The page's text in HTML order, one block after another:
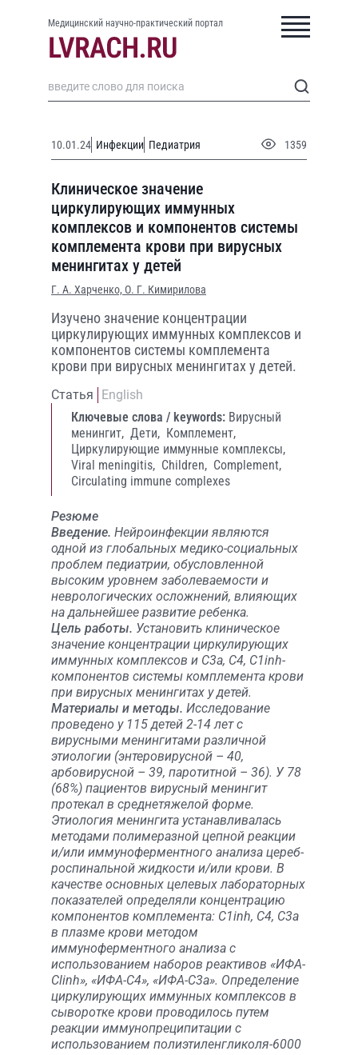
Медицинский научно-практический портал
10.01.24 Инфекции Педиатрия 1359
Клиническое значение
циркулирующих иммунных
комплексов и компонентов системы
комплемента крови при вирусных
менингитах у детей
Г. А. Харченко, О. Г. Кимирилова
Изучено значение концентрации
циркулирующих иммунных комплексов и
компонентов системы комплемента
крови при вирусных менингитах у детей.
Статья
English
Ключевые слова / keywords: Вирусный
менингит, Дети, Комплемент,
Циркулирующие иммунные комплексы,
Viral meningitis, Children, Complement,
Circulating immune complexes
Резюме
Введение. Нейроинфекции являются
одной из глобальных медико-социальных
проблем педиатрии, обусловленной
высоким уровнем заболеваемости и
неврологических осложнений, влияющих
на дальнейшее развитие ребенка.
Цель работы. Установить клиническое
значение концентрации циркулирующих
иммунных комплексов и С3а, С4, С1inh-
компонентов системы комплемента крови
при вирусных менингитах у детей.
Материалы и методы. Исследование
проведено у 115 детей 2-14 лет с
вирусными менингитами различной
этиологии (энтеровирусной – 40,
арбовирусной – 39, паротитной – 36). У 78
(68%) пациентов вирусный менингит
протекал в среднетяжелой форме.
Этиология менингита устанавливалась
методами полимеразной цепной реакции
и/или иммуноферментного анализа цереб-
роспинальной жидкости и/или крови. В
качестве основных целевых лабораторных
показателей определяли концентрацию
компонентов комплемента: C1inh, C4, C3a
в плазме крови методом
иммуноферментного анализа с
использованием наборов реактивов «ИФА-
Clinh», «ИФА-С4», «ИФА-С3а». Определение
циркулирующих иммунных комплексов в
сыворотке крови проводилось путем
реакции иммунопреципитации с
использованием полиэтиленгликоля-6000